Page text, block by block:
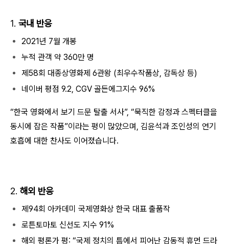
1. 국내 반응
2021년 7월 개봉
누적 관객 약 360만 명
제58회 대종상영화제 6관왕 (최우수작품상, 감독상 등)
네이버 평점 9.2, CGV 골든에그지수 96%
“한국 영화에서 보기 드문 탈출 서사”, “묵직한 감정과 스펙터클을
동시에 잡은 작품”이라는 평이 많았으며, 김윤석과 조인성의 연기
호흡에 대한 찬사도 이어졌습니다.
2. 해외 반응
제94회 아카데미 국제영화상 한국 대표 출품작
로튼토마토 신선도 지수 91%
해외 평론가 평: “국제 정치의 틈에서 피어난 감동적 휴먼 드라